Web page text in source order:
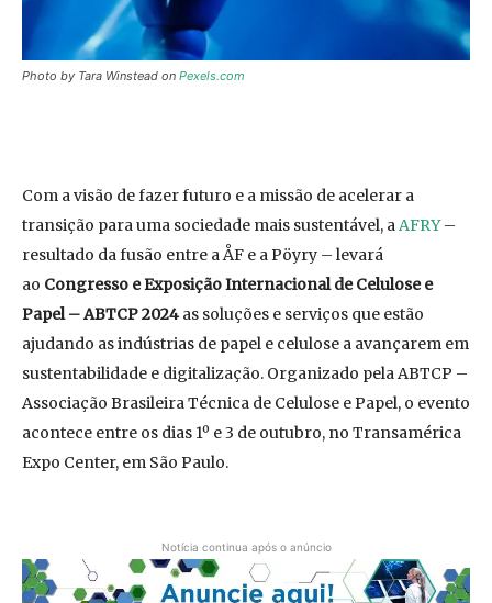
Photo by Tara Winstead on Pexels.com
Com a visão de fazer futuro e a missão de acelerar a
transição para uma sociedade mais sustentável, aAFRY–
resultado da fusão entre a ÅF e a Pöyry – levará
ao Congresso e Exposição Internacional de Celulose e
Papel – ABTCP 2024 as soluções e serviços que estão
ajudando as indústrias de papel e celulose a avançarem em
sustentabilidade e digitalização. Organizado pela ABTCP –
Associação Brasileira Técnica de Celulose e Papel, o evento
acontece entre os dias 1º e 3 de outubro, no Transamérica
Expo Center, em São Paulo.
Notícia continua após o anúncio